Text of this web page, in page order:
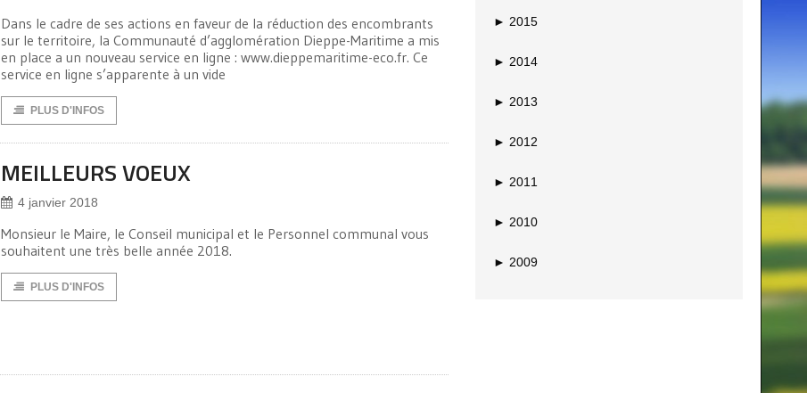
Dans le cadre de ses actions en faveur de la réduction des encombrants
sur le territoire, la Communauté d’agglomération Dieppe-Maritime a mis
en place a un nouveau service en ligne : www.dieppemaritime-eco.fr. Ce
service en ligne s’apparente à un vide
PLUS D'INFOS
MEILLEURS VOEUX
4 janvier 2018
Monsieur le Maire, le Conseil municipal et le Personnel communal vous
souhaitent une très belle année 2018.
PLUS D'INFOS
► 2015
► 2014
► 2013
► 2012
► 2011
► 2010
► 2009